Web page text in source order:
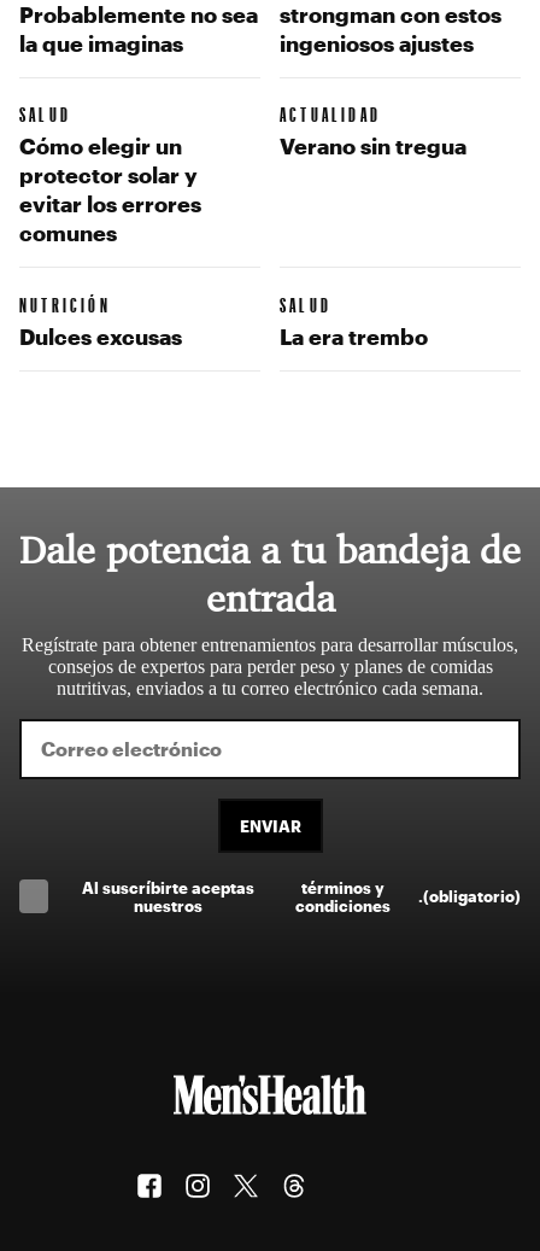
Probablemente no sea
la que imaginas
strongman con estos
ingeniosos ajustes
SALUD
Cómo elegir un
protector solar y
evitar los errores
comunes
ACTUALIDAD
Verano sin tregua
NUTRICIÓN
Dulces excusas
SALUD
La era trembo
Dale potencia a tu bandeja de
entrada
Regístrate para obtener entrenamientos para desarrollar músculos,
consejos de expertos para perder peso y planes de comidas
nutritivas, enviados a tu correo electrónico cada semana.
ENVIAR
Al suscríbirte aceptas
nuestros
términos y
condiciones
.(obligatorio)